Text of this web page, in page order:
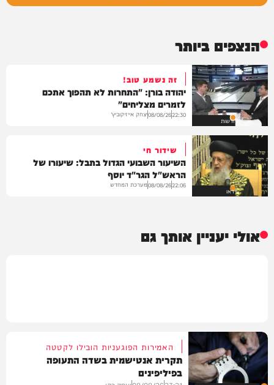
הנצפים ביותר
חדשות
זה נשמע טוב!
יהודה בורן: "התחרות לא תהפוך אתכם
לזמרים מצליחים"
22:30
08/08/26יצחק אייזיקוביץ'
וידאו
שידור חי
השיעור השבועי הגדול בתבל: שיעורו של
הראש"ל הגר"ד יוסף
22:06
08/08/26מערכת המחדש
אולי יעניין אותך גם
האמירות הפוגעניות הובילו לקטטה
תקרית אנטישמית בשדה התעופה
בפיליפינים